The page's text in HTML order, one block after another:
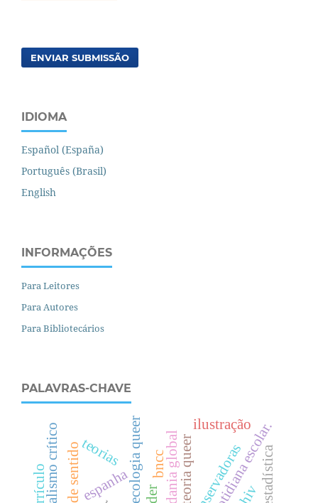
ENVIAR SUBMISSÃO
IDIOMA
Español (España)
Português (Brasil)
English
INFORMAÇÕES
Para Leitores
Para Autores
Para Bibliotecários
PALAVRAS-CHAVE
bncc
ecologia queer
espanha cidadania global .
teorias teoria queer
ilustração